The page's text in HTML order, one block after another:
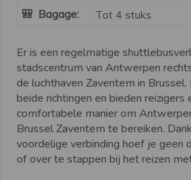
🎒 Bagage: Tot 4 stuks
Er is een regelmatige
stadscentrum van Antwerpen
de luchthaven Zaventem in Brussel.
beide richtingen en bieden reizigers
comfortabele manier om
Brussel Zaventem te bereiken.
voordelige verbinding hoef je geen
of over te stappen bij het reizen